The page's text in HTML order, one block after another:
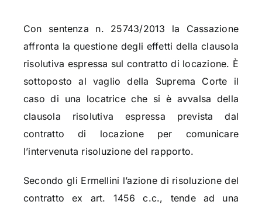
Con sentenza n. 25743/2013 la Cassazione
affronta la questione degli effetti della clausola
risolutiva espressa sul contratto di locazione. È
sottoposto al vaglio della Suprema Corte il
caso di una locatrice che si è avvalsa della
clausola risolutiva espressa prevista dal
contratto di locazione per comunicare
l’intervenuta risoluzione del rapporto.
Secondo gli Ermellini l’azione di risoluzione del
contratto ex art. 1456 c.c., tende ad una